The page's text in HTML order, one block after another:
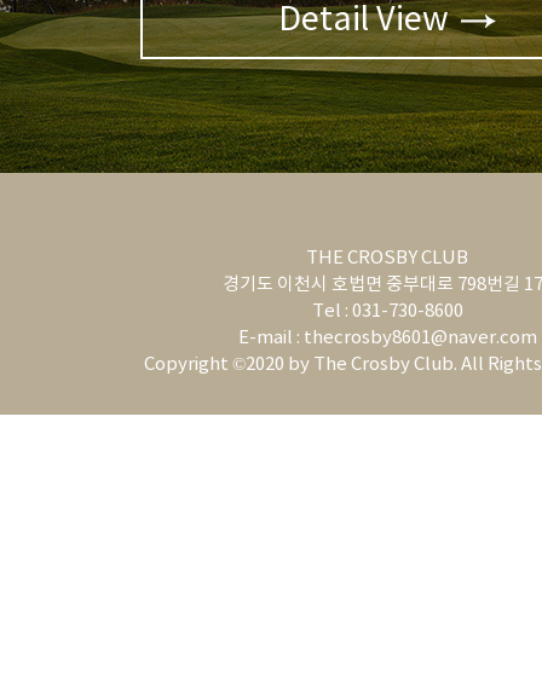
Detail View
THE CROSBY CLUB
경기도 이천시 호법면 중부대로 798번길
Tel : 031-730-8600
E-mail : thecrosby8601@naver.com
Copyright ©2020 by The Crosby Club. All